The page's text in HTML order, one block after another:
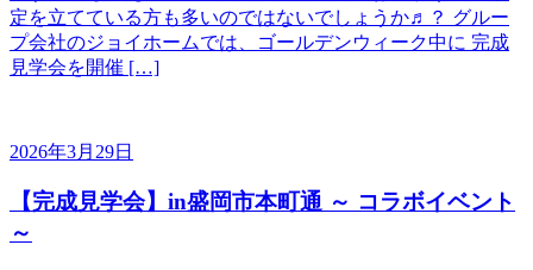
定を立てている方も多いのではないでしょうか♬？ グルー
プ会社のジョイホームでは、ゴールデンウィーク中に 完成
見学会を開催 […]
2026年3月29日
【完成見学会】in盛岡市本町通 ～ コラボイベント
～